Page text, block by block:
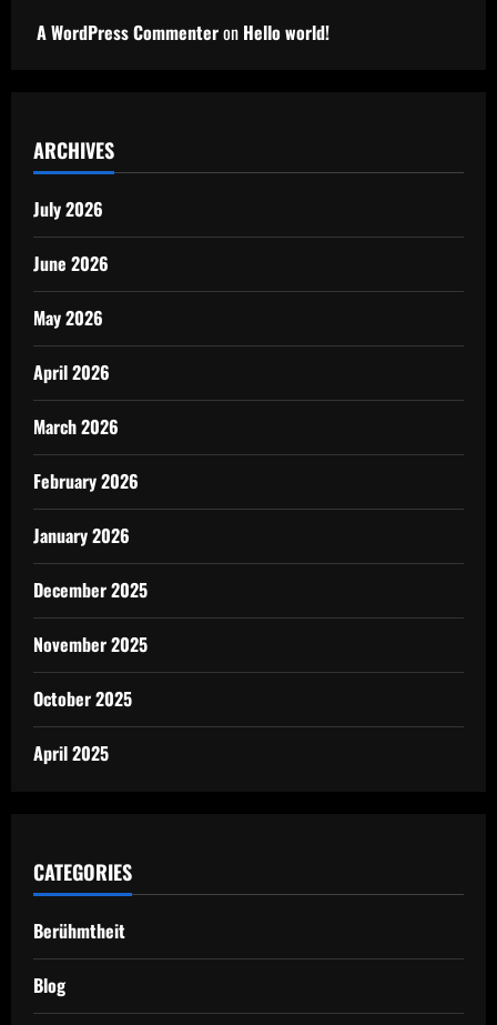
A WordPress Commenteron Hello world!
ARCHIVES
July 2026
June 2026
May 2026
April 2026
March 2026
February 2026
January 2026
December 2025
November 2025
October 2025
April 2025
CATEGORIES
Berühmtheit
Blog